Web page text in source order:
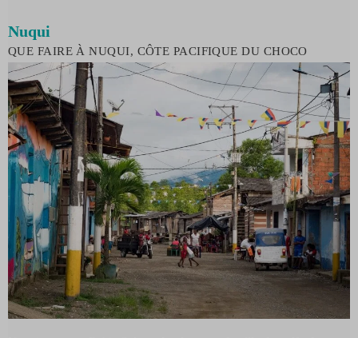
Nuqui
QUE FAIRE À NUQUI, CÔTE PACIFIQUE DU CHOCO